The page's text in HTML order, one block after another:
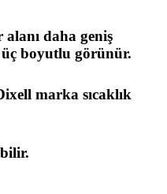
daha geniş
boyutlu görünür.
marka sıcaklık